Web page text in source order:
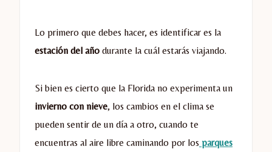
Lo primero que debes hacer, es identificar es la
estación del año durante la cuál estarás viajando.
Si bien es cierto que la Florida no experimenta un
invierno con nieve, los cambios en el clima se
pueden sentir de un día a otro, cuando te
encuentras al aire libre caminando por los parques